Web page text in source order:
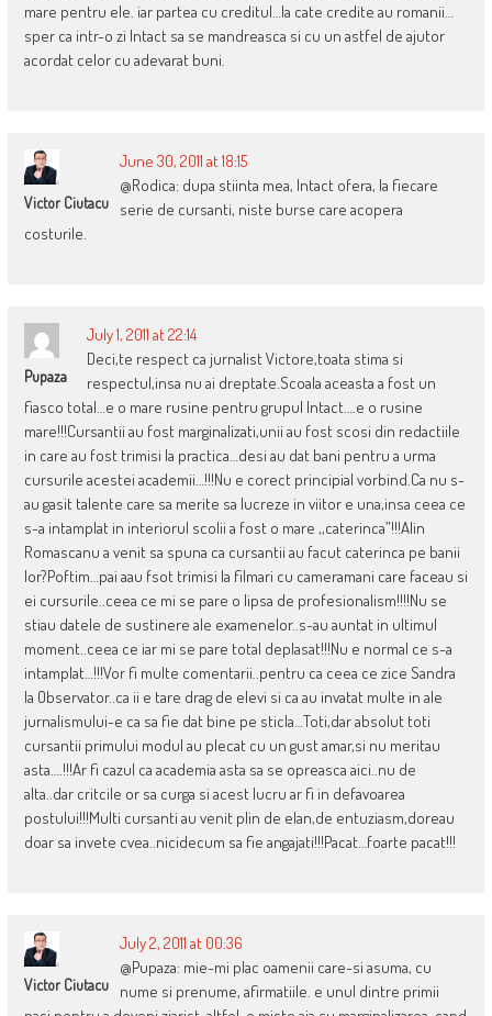
mare pentru ele. iar partea cu creditul…la cate credite au romanii…
sper ca intr-o zi Intact sa se mandreasca si cu un astfel de ajutor
acordat celor cu adevarat buni.
Victor Ciutacu
June 30, 2011 at 18:15
@Rodica: dupa stiinta mea, Intact ofera, la fiecare
serie de cursanti, niste burse care acopera
costurile.
Pupaza
July 1, 2011 at 22:14
Deci,te respect ca jurnalist Victore,toata stima si
respectul,insa nu ai dreptate.Scoala aceasta a fost un
fiasco total…e o mare rusine pentru grupul Intact….e o rusine
mare!!!Cursantii au fost marginalizati,unii au fost scosi din redactiile
in care au fost trimisi la practica…desi au dat bani pentru a urma
cursurile acestei academii…!!!Nu e corect principial vorbind.Ca nu s-
au gasit talente care sa merite sa lucreze in viitor e una,insa ceea ce
s-a intamplat in interiorul scolii a fost o mare ,,caterinca”!!!Alin
Romascanu a venit sa spuna ca cursantii au facut caterinca pe banii
lor?Poftim…pai aau fsot trimisi la filmari cu cameramani care faceau si
ei cursurile..ceea ce mi se pare o lipsa de profesionalism!!!!Nu se
stiau datele de sustinere ale examenelor..s-au auntat in ultimul
moment..ceea ce iar mi se pare total deplasat!!!Nu e normal ce s-a
intamplat…!!!Vor fi multe comentarii..pentru ca ceea ce zice Sandra
la Observator..ca ii e tare drag de elevi si ca au invatat multe in ale
jurnalismului-e ca sa fie dat bine pe sticla…Toti,dar absolut toti
cursantii primului modul au plecat cu un gust amar,si nu meritau
asta….!!!Ar fi cazul ca academia asta sa se opreasca aici..nu de
alta..dar critcile or sa curga si acest lucru ar fi in defavoarea
postului!!!Multi cursanti au venit plin de elan,de entuziasm,doreau
doar sa invete cvea..nicidecum sa fie angajati!!!Pacat…foarte pacat!!!
Victor Ciutacu
July 2, 2011 at 00:36
@Pupaza: mie-mi plac oamenii care-si asuma, cu
nume si prenume, afirmatiile. e unul dintre primii